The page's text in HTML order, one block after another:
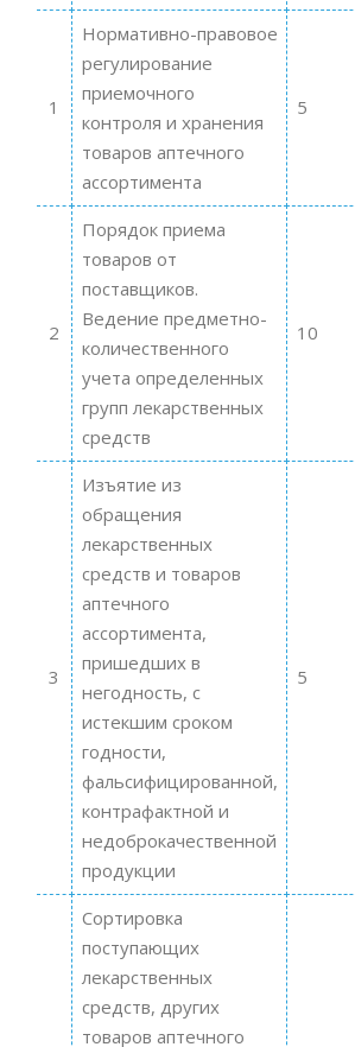
1
Нормативно-правовое
регулирование
приемочного
контроля и хранения
товаров аптечного
ассортимента
5
2
Порядок приема
товаров от
поставщиков.
Ведение предметно-
количественного
учета определенных
групп лекарственных
средств
10
3
Изъятие из
обращения
лекарственных
средств и товаров
аптечного
ассортимента,
пришедших в
негодность, с
истекшим сроком
годности,
фальсифицированной,
контрафактной и
недоброкачественной
продукции
5
Сортировка
поступающих
лекарственных
средств, других
товаров аптечного